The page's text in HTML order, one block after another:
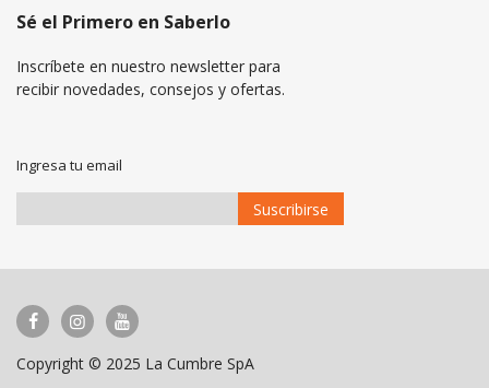
Sé el Primero en Saberlo
Inscríbete en nuestro newsletter para
recibir novedades, consejos y ofertas.
Ingresa tu email
Envío:
Suscribirse
Copyright © 2025 La Cumbre SpA